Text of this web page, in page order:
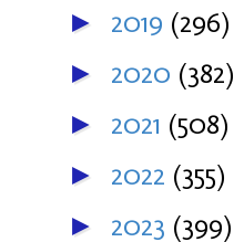
► 2019 (296)
► 2020 (382)
► 2021 (508)
► 2022 (355)
► 2023 (399)